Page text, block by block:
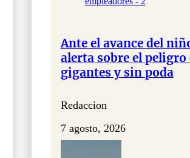
Ante el avance del
alerta sobre el peligro
gigantes y sin poda
Redaccion
7 agosto, 2026